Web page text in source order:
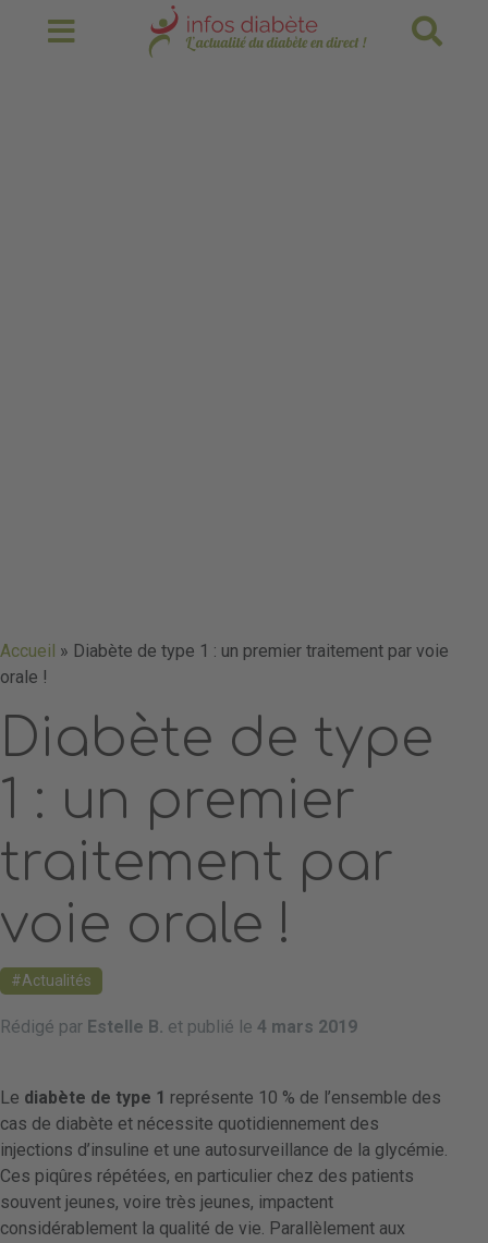
Accueil » Diabète de type 1 : un premier traitement par voie
orale !
Diabète de type
1 : un premier
traitement par
voie orale !
Actualités
Rédigé par Estelle B. et publié le 4 mars 2019
Le diabète de type 1 représente 10 % de l’ensemble des
cas de diabète et nécessite quotidiennement des
injections d’insuline et une autosurveillance de la glycémie.
Ces piqûres répétées, en particulier chez des patients
souvent jeunes, voire très jeunes, impactent
considérablement la qualité de vie. Parallèlement aux